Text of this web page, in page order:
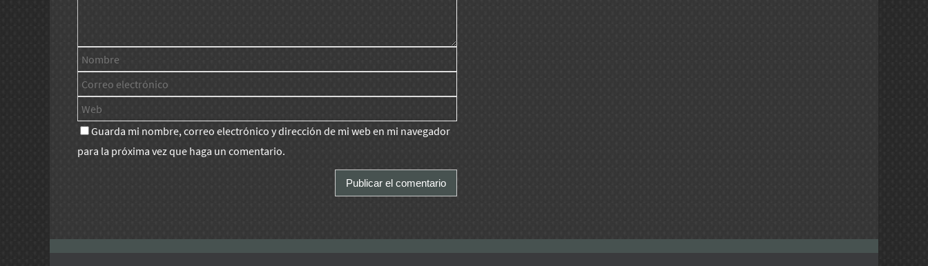
Guarda mi nombre, correo electrónico y dirección de mi web en mi navegador
para la próxima vez que haga un comentario.